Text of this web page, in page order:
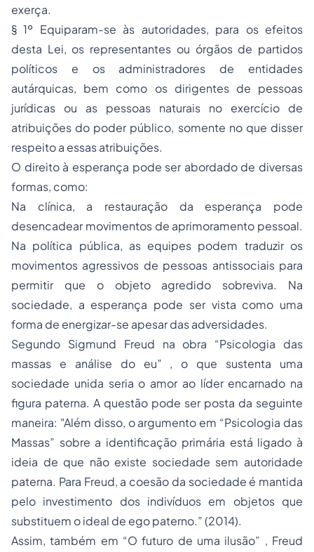
exerça.
§ 1º Equiparam-se às autoridades, para os efeitos
desta Lei, os representantes ou órgãos de partidos
políticos e os administradores de entidades
autárquicas, bem como os dirigentes de pessoas
jurídicas ou as pessoas naturais no exercício de
atribuições do poder público, somente no que disser
respeito a essas atribuições.
O direito à esperança pode ser abordado de diversas
formas, como:
Na clínica, a restauração da esperança pode
desencadear movimentos de aprimoramento pessoal.
Na política pública, as equipes podem traduzir os
movimentos agressivos de pessoas antissociais para
permitir que o objeto agredido sobreviva. Na
sociedade, a esperança pode ser vista como uma
forma de energizar-se apesar das adversidades.
Segundo Sigmund Freud na obra “Psicologia das
massas e análise do eu” , o que sustenta uma
sociedade unida seria o amor ao líder encarnado na
figura paterna. A questão pode ser posta da seguinte
maneira: "Além disso, o argumento em “Psicologia das
Massas” sobre a identificação primária está ligado à
ideia de que não existe sociedade sem autoridade
paterna. Para Freud, a coesão da sociedade é mantida
pelo investimento dos indivíduos em objetos que
substituem o ideal de ego paterno.” (2014).
Assim, também em “O futuro de uma ilusão” , Freud